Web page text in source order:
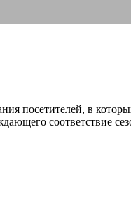
посетителей, в
соответствие